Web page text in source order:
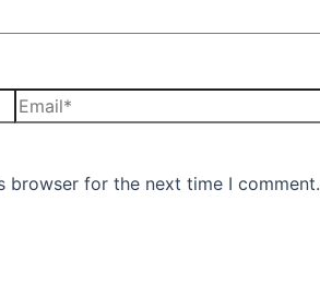
browser for the next time I comment.